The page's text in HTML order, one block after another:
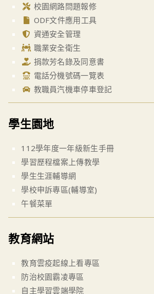
校園網路問題報修
ODF文件應用工具
資通安全管理
職業安全衛生
捐款芳名錄及同意書
電話分機號碼一覽表
教職員汽機車停車登記
學生園地
112學年度一年級新生手冊
學習歷程檔案上傳教學
學生生涯輔導網
學校申訴專區(輔導室)
午餐菜單
教育網站
教育雲疫起線上看專區
防治校園霸凌專區
自主學習雲端學院